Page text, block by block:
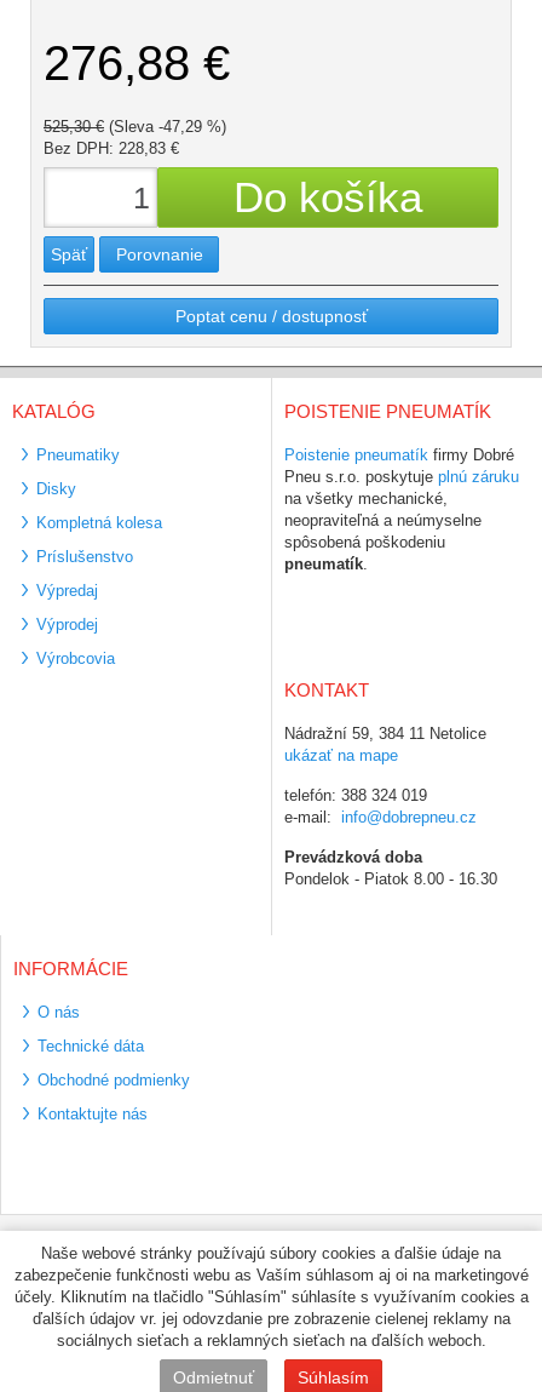
276,88 €
525,30 € (Sleva -47,29 %)
Bez DPH: 228,83 €
Späť Porovnanie
Poptat cenu / dostupnosť
KATALÓG
Pneumatiky
Disky
Kompletná kolesa
Príslušenstvo
Výpredaj
Výprodej
Výrobcovia
POISTENIE PNEUMATÍK
Poistenie pneumatík firmy Dobré
Pneu s.r.o. poskytuje plnú záruku
na všetky mechanické,
neopraviteľná a neúmyselne
spôsobená poškodeniu
pneumatík
KONTAKT
Nádražní 59, 384 11 Netolice
ukázať na mape
telefón: 388 324 019
e-mail: info@dobrepneu.cz
Prevádzková doba
Pondelok - Piatok 8.00 - 16.30
INFORMÁCIE
O nás
Technické dáta
Obchodné podmienky
Kontaktujte nás
Bezpečné platební
metody
Využíváme zasílání
PPL
© PNEUMAX.SK 2026 by
Naše webové stránky používajú súbory cookies a ďalšie údaje na
zabezpečenie funkčnosti webu as Vaším súhlasom aj oi na marketingové
účely. Kliknutím na tlačidlo "Súhlasím" súhlasíte s využívaním cookies a
ďalších údajov vr. jej odovzdanie pre zobrazenie cielenej reklamy na
sociálnych sieťach a reklamných sieťach na ďalších weboch.
Odmietnuť Súhlasím